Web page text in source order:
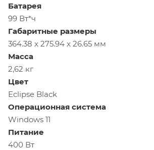
Батарея
99 Вт*ч
Габаритные размеры
364.38 x 275.94 x 26.65 мм
Масса
2,62 кг
Цвет
Eclipse Black
Операционная система
Windows 11
Питание
400 Вт